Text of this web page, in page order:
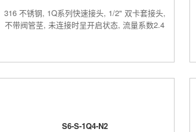
316 不锈钢, 1Q系列快速接头, 1/2" 双卡套接头,
不带阀管茎, 未连接时呈开启状态, 流量系数2.4
S6-S-1Q4-N2